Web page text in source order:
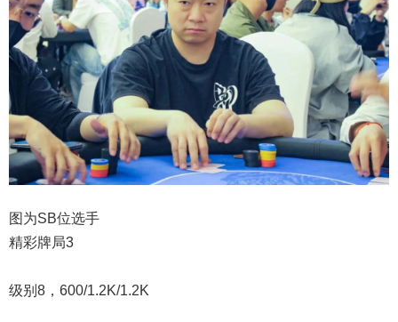
图为SB位选手
精彩牌局3
级别8，600/1.2K/1.2K